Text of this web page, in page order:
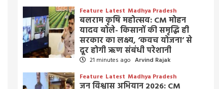
Feature Latest Madhya Pradesh
बलराम कृषि महोत्सव: CM मोहन
यादव बोले- किसानों की समृद्धि ही
सरकार का लक्ष्य, ‘कवच योजना’ से
दूर होगी ऋण संबंधी परेशानी
21 minutes ago Arvind Rajak
Feature Latest Madhya Pradesh